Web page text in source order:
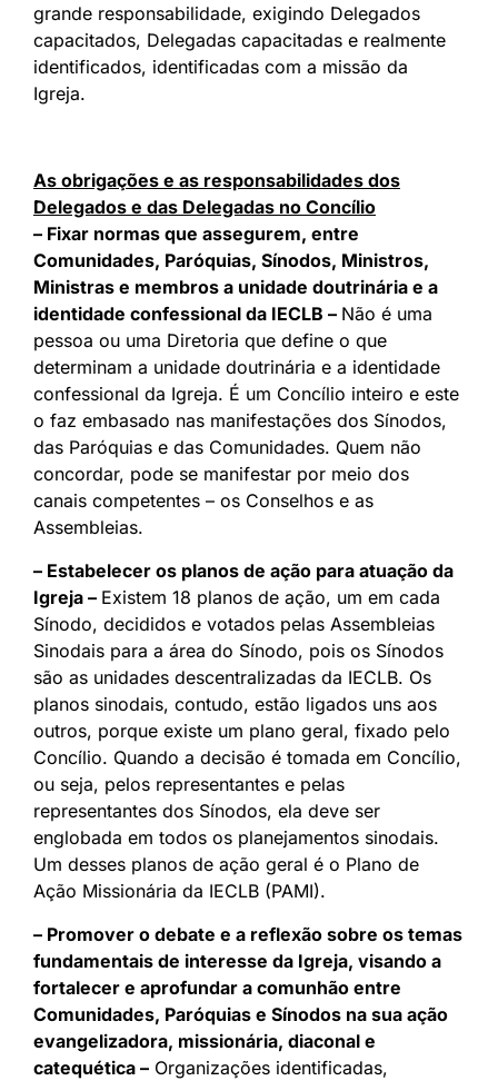
grande responsabilidade, exigindo Delegados
capacitados, Delegadas capacitadas e realmente
identificados, identificadas com a missão da
Igreja.
As obrigações e as responsabilidades dos
Delegados e das Delegadas no Concílio
– Fixar normas que assegurem, entre
Comunidades, Paróquias, Sínodos, Ministros,
Ministras e membros a unidade doutrinária e a
identidade confessional da IECLB – Não é uma
pessoa ou uma Diretoria que define o que
determinam a unidade doutrinária e a identidade
confessional da Igreja. É um Concílio inteiro e este
o faz embasado nas manifestações dos Sínodos,
das Paróquias e das Comunidades. Quem não
concordar, pode se manifestar por meio dos
canais competentes – os Conselhos e as
Assembleias.
– Estabelecer os planos de ação para atuação da
Igreja – Existem 18 planos de ação, um em cada
Sínodo, decididos e votados pelas Assembleias
Sinodais para a área do Sínodo, pois os Sínodos
são as unidades descentralizadas da IECLB. Os
planos sinodais, contudo, estão ligados uns aos
outros, porque existe um plano geral, fixado pelo
Concílio. Quando a decisão é tomada em Concílio,
ou seja, pelos representantes e pelas
representantes dos Sínodos, ela deve ser
englobada em todos os planejamentos sinodais.
Um desses planos de ação geral é o Plano de
Ação Missionária da IECLB (PAMI).
– Promover o debate e a reflexão sobre os temas
fundamentais de interesse da Igreja, visando a
fortalecer e aprofundar a comunhão entre
Comunidades, Paróquias e Sínodos na sua ação
evangelizadora, missionária, diaconal e
catequética – Organizações identificadas,